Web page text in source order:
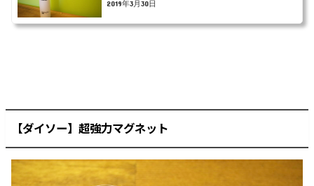
2019年3月30日
【ダイソー】超強力マグネット